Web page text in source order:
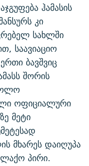
ჰამასის
კი
სახლში
საავიაციო
ბავშვიც
შორის
ოფიციალური
მეტი
მხარეს დაიღუპა
პირი.